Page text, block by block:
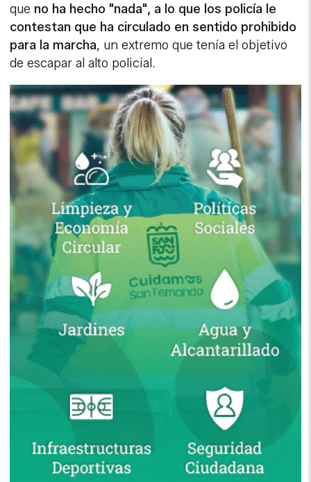
que no ha hecho "nada", a lo que los policía le
contestan que ha circulado en sentido prohibido
para la marcha, un extremo que tenía el objetivo
de escapar al alto policial.